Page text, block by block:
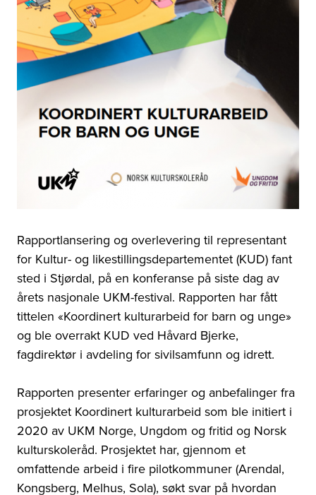
Rapportlansering og overlevering til representant
for Kultur- og likestillingsdepartementet (KUD) fant
sted i Stjørdal, på en konferanse på siste dag av
årets nasjonale UKM-festival. Rapporten har fått
tittelen «Koordinert kulturarbeid for barn og unge»
og ble overrakt KUD ved Håvard Bjerke,
fagdirektør i avdeling for sivilsamfunn og idrett.
Rapporten presenter erfaringer og anbefalinger fra
prosjektet Koordinert kulturarbeid som ble initiert i
2020 av UKM Norge, Ungdom og fritid og Norsk
kulturskoleråd. Prosjektet har, gjennom et
omfattende arbeid i fire pilotkommuner (Arendal,
Kongsberg, Melhus, Sola), søkt svar på hvordan